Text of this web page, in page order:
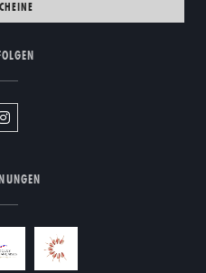
Instagram ((öffnet ein neues